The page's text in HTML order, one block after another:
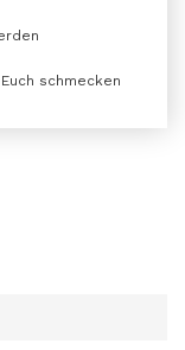
schmecken